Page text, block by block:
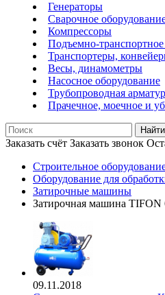
Генераторы
Сварочное
Компрессоры
Подъемно-
Транспортеры,
Весы, динамометры
Насосное оборудование
Трубопроводная
Прачечное, моечное и
Найти
Заказать счёт Заказать звонок
Строительное
Оборудование для
Затирочные машины
Затирочная машина TIFON
09.11.2018